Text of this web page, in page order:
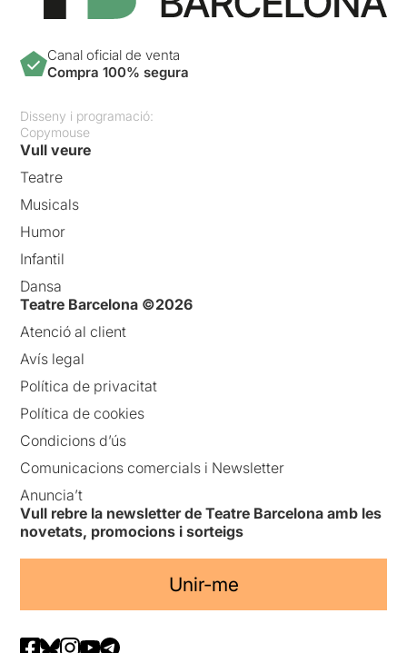
Canal oficial de venta
Compra 100% segura
Disseny i programació:
Copymouse
Vull veure
Teatre
Musicals
Humor
Infantil
Dansa
Teatre Barcelona ©2026
Atenció al client
Avís legal
Política de privacitat
Política de cookies
Condicions d’ús
Comunicacions comercials i Newsletter
Anuncia’t
Vull rebre la newsletter de Teatre Barcelona amb les
novetats, promocions i sorteigs
Unir-me